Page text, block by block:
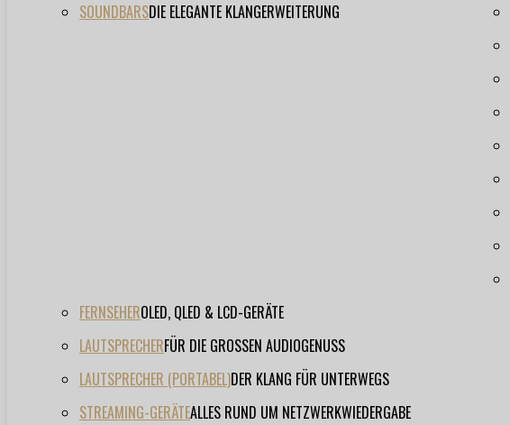
SOUNDBARSDIE ELEGANTE KLANGERWEITERUNG
FERNSEHEROLED, QLED & LCD-GERÄTE
LAUTSPRECHERFÜR DIE GROSSEN AUDIOGENUSS
LAUTSPRECHER (PORTABEL)DER KLANG FÜR UNTERWEGS
STREAMING-GERÄTEALLES RUND UM NETZWERKWIEDERGABE